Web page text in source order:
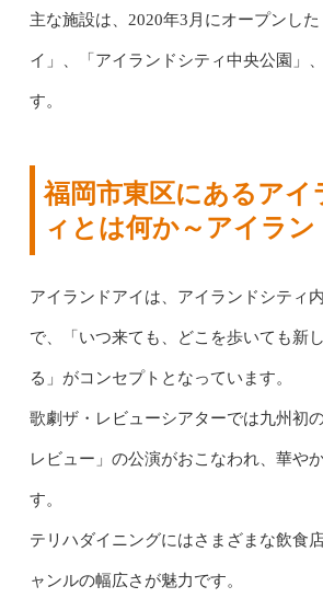
主な施設は、2020年3月にオープンし
イ」、「アイランドシティ中央公園」
す。
福岡市東区にあるアイ
ィとは何か～アイラン
アイランドアイは、アイランドシティ
で、「いつ来ても、どこを歩いても新
る」がコンセプトとなっています。
歌劇ザ・レビューシアターでは九州初
レビュー」の公演がおこなわれ、華や
す。
テリハダイニングにはさまざまな飲食
ャンルの幅広さが魅力です。